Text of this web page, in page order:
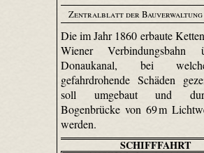
Zentralblatt der Bauverwaltung
Die im Jahr 1860 erbaute
Wiener Verbindungsbahn
Donaukanal, bei
gefahrdrohende Schäden
soll umgebaut und
Bogenbrücke von 69 m
werden.
SCHIFFFAHRT